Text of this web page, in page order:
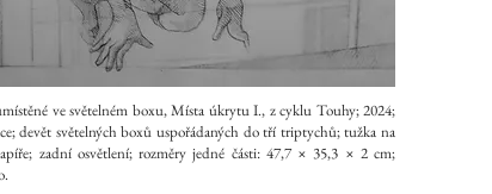
ve světelném boxu, Místa úkrytu I., z cyklu Touhy; 2024;
devět světelných boxů uspořádaných do tří triptychů; tužka na
zadní osvětlení; rozměry jedné části: 47,7 × 35,3 × 2 cm;